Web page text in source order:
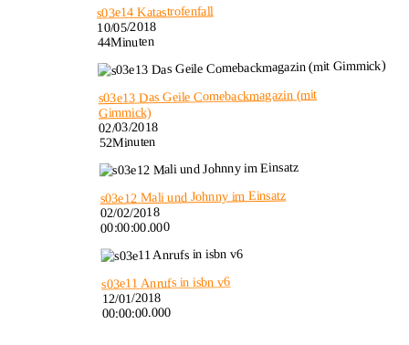
s03e14 Katastrofenfall
10/05/2018
44Minuten
s03e13 Das Geile Comebackmagazin (mit
Gimmick)
02/03/2018
52Minuten
s03e12 Mali und Johnny im Einsatz
02/02/2018
00:00:00.000
s03e11 Anrufs in isbn v6
12/01/2018
00:00:00.000